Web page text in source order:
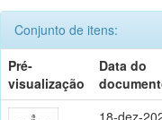
Conjunto de itens:
Pré-
visualização
Data do
18-dez-